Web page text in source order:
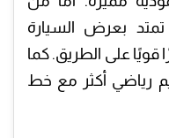
تمتد بعرض السيارة
قويًا على الطريق. كما
رياضي أكثر مع خط